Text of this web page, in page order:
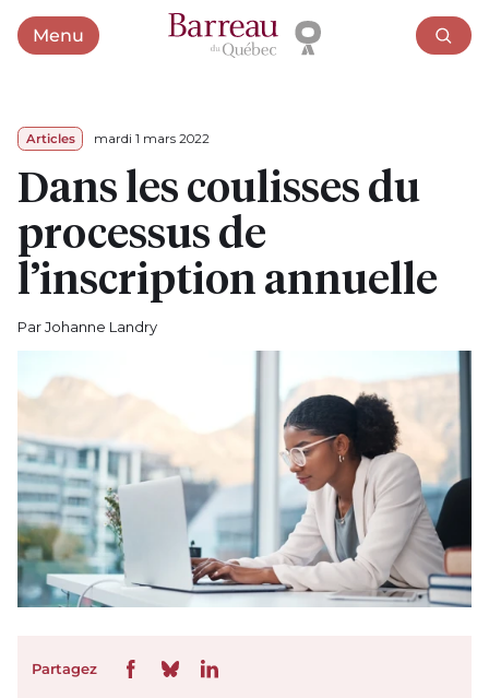
MenuOuvrir le menu
Articles mardi 1 mars 2022
Dans les coulisses du
processus de
l’inscription annuelle
Par Johanne Landry
Partagez